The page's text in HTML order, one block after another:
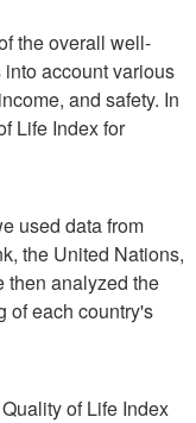
the overall well-
account various
and safety. In
Life Index for
used data from
the United Nations,
then analyzed the
of each country's
of Life Index